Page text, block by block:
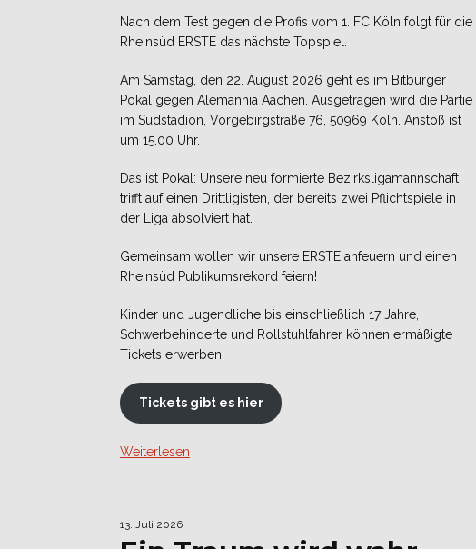
Nach dem Test gegen die Profis vom 1. FC Köln folgt für die
Rheinsüd ERSTE das nächste Topspiel.
Am Samstag, den 22. August 2026 geht es im Bitburger
Pokal gegen Alemannia Aachen. Ausgetragen wird die Partie
im Südstadion, Vorgebirgstraße 76, 50969 Köln. Anstoß ist
um 15.00 Uhr.
Das ist Pokal: Unsere neu formierte Bezirksligamannschaft
trifft auf einen Drittligisten, der bereits zwei Pflichtspiele in
der Liga absolviert hat.
Gemeinsam wollen wir unsere ERSTE anfeuern und einen
Rheinsüd Publikumsrekord feiern!
Kinder und Jugendliche bis einschließlich 17 Jahre,
Schwerbehinderte und Rollstuhlfahrer können ermäßigte
Tickets erwerben.
Tickets gibt es hier
Weiterlesen
13. Juli 2026